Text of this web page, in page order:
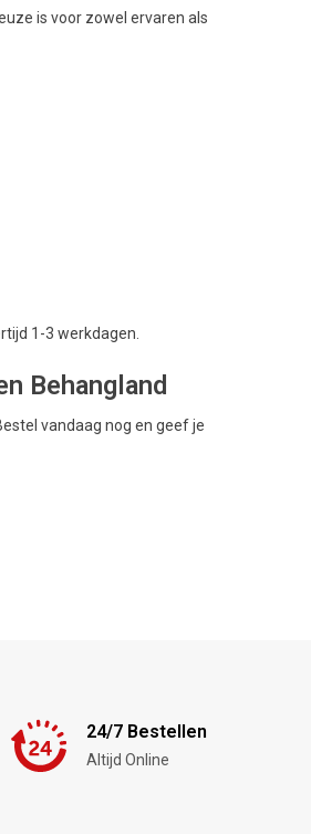
is voor zowel ervaren als
1-3 werkdagen.
Behangland
vandaag nog en geef je
24/7 Bestellen
Altijd Online